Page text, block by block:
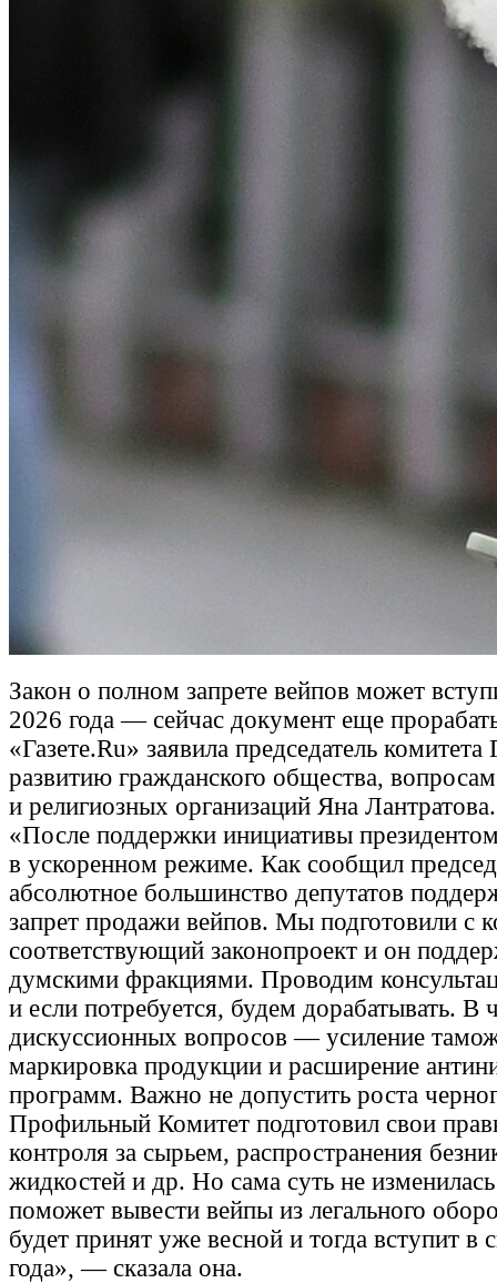
Закон о полном запрете вейпов может
2026 года — сейчас документ еще
«Газете.Ru» заявила председатель
развитию гражданского общества,
и религиозных организаций Яна Лантратова.
«После поддержки инициативы
в ускоренном режиме. Как сообщил
абсолютное большинство депутатов
запрет продажи вейпов. Мы подготовили с
соответствующий законопроект и он
думскими фракциями. Проводим
и если потребуется, будем дорабатывать. В
дискуссионных вопросов — усиление
маркировка продукции и расширение
программ. Важно не допустить роста
Профильный Комитет подготовил свои
контроля за сырьем, распространения
жидкостей и др. Но сама суть не
поможет вывести вейпы из легального
будет принят уже весной и тогда вступит в
года», — сказала она.